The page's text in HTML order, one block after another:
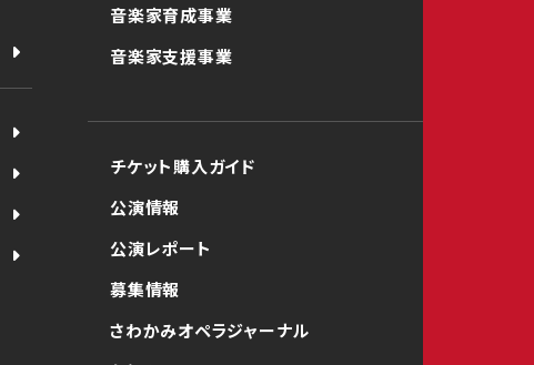
音楽家育成事業
音楽家支援事業
チケット購入ガイド
公演情報
公演レポート
募集情報
さわかみオペラジャーナル